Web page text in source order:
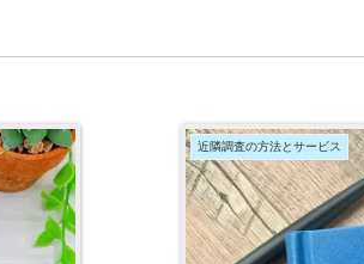
近隣調査の方法とサービス